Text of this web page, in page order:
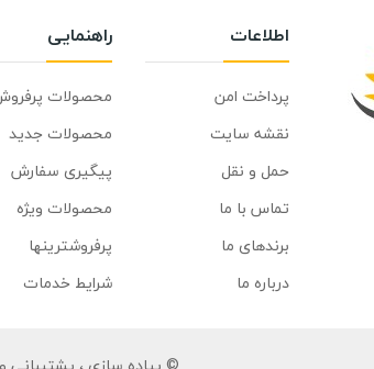
اطلاعات
پرداخت امن
نقشه سایت
حمل و نقل
تماس با ما
برندهای ما
درباره ما
راهنمایی
محصولات
محصولات جدید
پیگیری سفارش
محصولات ویژه
پرفروشترینها
شرایط خدمات